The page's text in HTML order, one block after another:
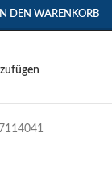
IN DEN WARENKORB